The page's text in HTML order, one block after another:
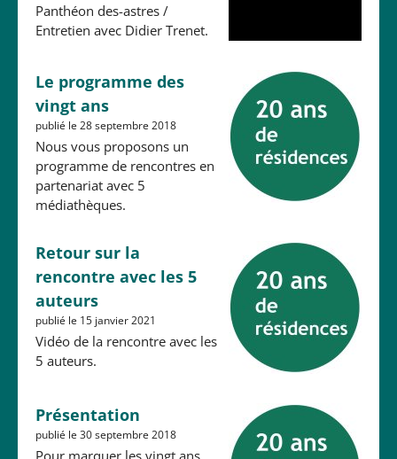
Panthéon des-astres /
Entretien avec Didier Trenet.
Le programme des
vingt ans
publié le 28 septembre 2018
Nous vous proposons un
programme de rencontres en
partenariat avec 5
médiathèques.
Retour sur la
rencontre avec les 5
auteurs
publié le 15 janvier 2021
Vidéo de la rencontre avec les
5 auteurs.
Présentation
publié le 30 septembre 2018
Pour marquer les vingt ans